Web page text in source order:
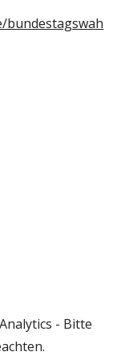
bundestagswah